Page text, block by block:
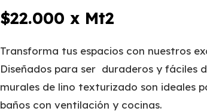
$22.000 x Mt2
Transforma tus espacios con nuestros
Diseñados para ser duraderos y fáciles
murales de lino texturizado son ideales
baños con ventilación y cocinas.